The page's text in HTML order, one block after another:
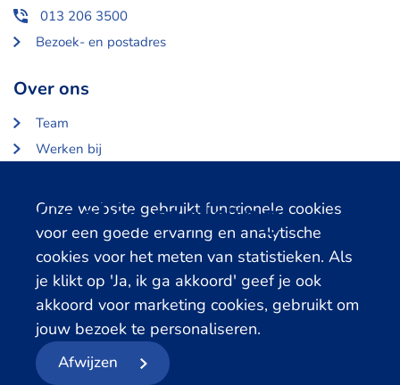
Cookie melding
Onze website gebruikt functionele cookies
voor een goede ervaring en analytische
cookies voor het meten van statistieken. Als
je klikt op 'Ja, ik ga akkoord' geef je ook
akkoord voor marketing cookies, gebruikt om
jouw bezoek te personaliseren.
Afwijzen
013 206 3500
Bezoek- en postadres
Over ons
Team
Werken bij
Partners en opdrachtgevers
Gerelateerde databanken
LISS Data Archive
SHARE Data Access
DHS Data Access